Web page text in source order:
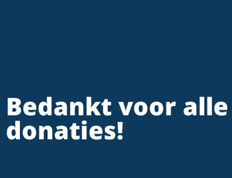
Bedankt voor alle
donaties!